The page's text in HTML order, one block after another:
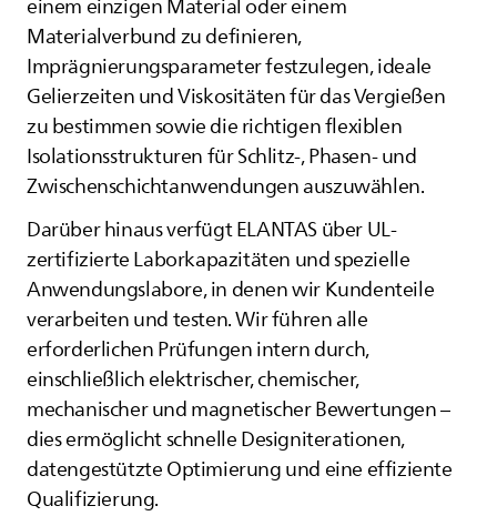
einem einzigen Material oder einem
Materialverbund zu definieren,
Imprägnierungsparameter festzulegen, ideale
Gelierzeiten und Viskositäten für das Vergießen
zu bestimmen sowie die richtigen flexiblen
Isolationsstrukturen für Schlitz-, Phasen- und
Zwischenschichtanwendungen auszuwählen.
Darüber hinaus verfügtELANTASüber UL-
zertifizierte Laborkapazitäten und spezielle
Anwendungslabore, in denen wir Kundenteile
verarbeiten und testen. Wir führen alle
erforderlichen Prüfungen intern durch,
einschließlich elektrischer, chemischer,
mechanischer und magnetischer Bewertungen –
dies ermöglicht schnelle Designiterationen,
datengestützte Optimierung und eine effiziente
Qualifizierung.